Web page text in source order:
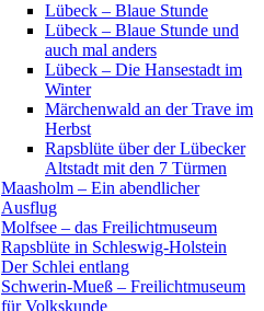
Lübeck – Blaue Stunde
Lübeck – Blaue Stunde und
auch mal anders
Lübeck – Die Hansestadt im
Winter
Märchenwald an der Trave im
Herbst
Rapsblüte über der Lübecker
Altstadt mit den 7 Türmen
Maasholm – Ein abendlicher
Ausflug
Molfsee – das Freilichtmuseum
Rapsblüte in Schleswig-Holstein
Der Schlei entlang
Schwerin-Mueß – Freilichtmuseum
für Volkskunde